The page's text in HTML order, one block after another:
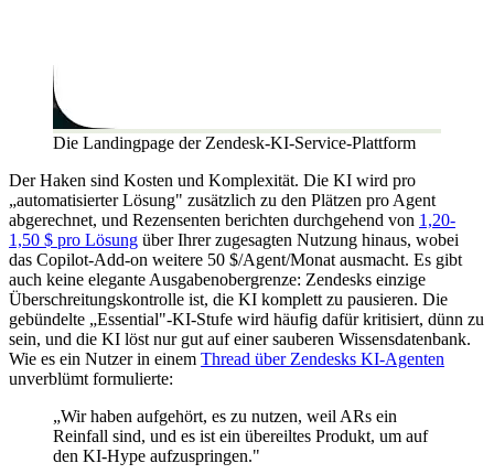
Die Landingpage der Zendesk-KI-Service-Plattform
Der Haken sind Kosten und Komplexität. Die KI wird pro
„automatisierter Lösung" zusätzlich zu den Plätzen pro Agent
abgerechnet, und Rezensenten berichten durchgehend von 1,20-
1,50 $ pro Lösung über Ihrer zugesagten Nutzung hinaus, wobei
das Copilot-Add-on weitere 50 $/Agent/Monat ausmacht. Es gibt
auch keine elegante Ausgabenobergrenze: Zendesks einzige
Überschreitungskontrolle ist, die KI komplett zu pausieren. Die
gebündelte „Essential"-KI-Stufe wird häufig dafür kritisiert, dünn zu
sein, und die KI löst nur gut auf einer sauberen Wissensdatenbank.
Wie es ein Nutzer in einem Thread über Zendesks KI-Agenten
unverblümt formulierte:
„Wir haben aufgehört, es zu nutzen, weil ARs ein
Reinfall sind, und es ist ein übereiltes Produkt, um auf
den KI-Hype aufzuspringen."